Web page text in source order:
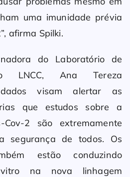
uma imunidade prévia
afirma Spilki.
do Laboratório de
LNCC, Ana Tereza
visam alertar as
que estudos sobre a
2 são extremamente
segurança de todos. Os
estão conduzindo
na nova linhagem